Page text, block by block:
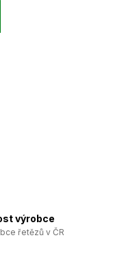
výrobce
řetězů v ČR